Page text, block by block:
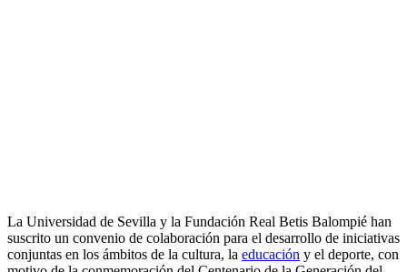
La Universidad de Sevilla y la Fundación Real Betis Balompié han
suscrito un convenio de colaboración para el desarrollo de iniciativas
conjuntas en los ámbitos de la cultura, la educación y el deporte, con